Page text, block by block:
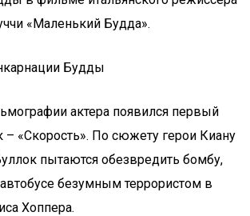
«Маленький Будда».
Будды
актера появился первый
– «Скорость». По сюжету герои Киану
пытаются обезвредить бомбу,
безумным террористом в
Хоппера.